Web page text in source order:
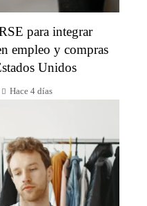
para integrar
empleo y compras
Unidos
Hace 4 días